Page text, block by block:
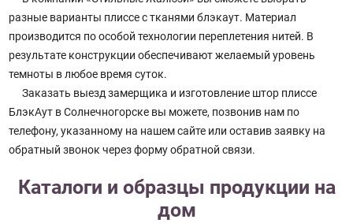
разные варианты плиссе с тканями блэкаут. Материал
производится по особой технологии переплетения нитей. В
результате конструкции обеспечивают желаемый уровень
темноты в любое время суток.
Заказать выезд замерщика и изготовление штор плиссе
БлэкАут в Солнечногорске вы можете, позвонив нам по
телефону, указанному на нашем сайте или оставив заявку на
обратный звонок через форму обратной связи.
Каталоги и образцы продукции на
дом